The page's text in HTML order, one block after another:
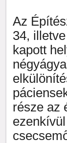
Az
34,
kapott
része az